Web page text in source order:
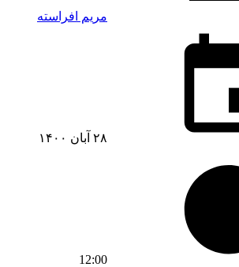
مریم افراسته
۲۸ آبان ۱۴۰۰
12:00